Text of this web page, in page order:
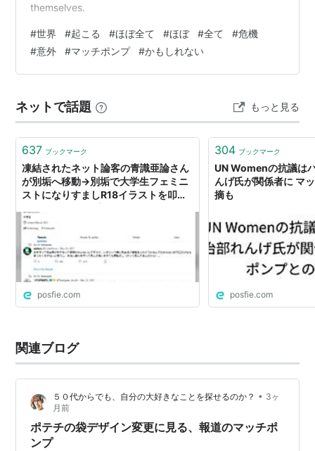
themselves.
#世界 #起こる #ほぼ全て #ほぼ #全て #危機
#意外 #マッチポンプ #かもしれない
ネットで話題 もっと見る
637 ブックマーク
凍結されたネット論客の青識亜論さん
が別垢へ移動→別垢で大学生フェミニ
ストになりすましR18イラストを叩く
posfie.com
304 ブックマーク
UN Womenの抗議は
んげ氏が関係者に マ
摘も
posfie.com
関連ブログ
５０代からでも、自分の大好きなことを探せるのか？ • 3ヶ
月前
ポテチの袋デザイン変更に見る、報道のマッチポ
ンプ